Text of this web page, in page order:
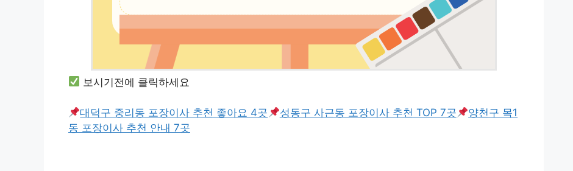
보시기전에 클릭하세요
대덕구 중리동 포장이사 추천 좋아요 4곳 성동구 사근동 포장이사 추천 TOP 7곳
양천구 목1
동 포장이사 추천 안내 7곳